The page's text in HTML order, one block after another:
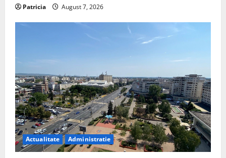
Patricia August 7, 2026
Actualitate Administratie